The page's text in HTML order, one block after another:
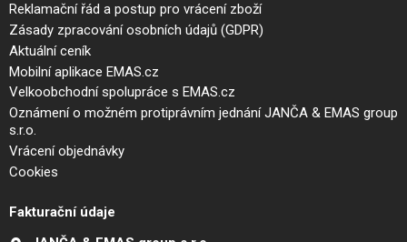
Reklamační řád a postup pro vrácení zboží
Zásady zpracování osobních údajů (GDPR)
Aktuální ceník
Mobilní aplikace EMAS.cz
Velkoobchodní spolupráce s EMAS.cz
Oznámení o možném protiprávním jednání JANČA & EMAS group
s.r.o.
Vrácení objednávky
Cookies
Fakturační údaje